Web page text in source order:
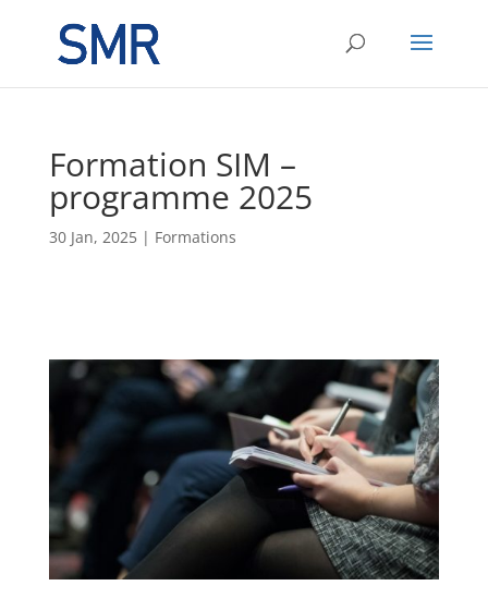
Formation SIM –
programme 2025
30 Jan, 2025| Formations